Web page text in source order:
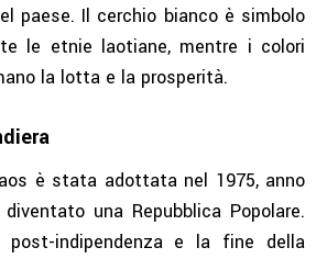
paese. Il cerchio bianco è simbolo
le etnie laotiane, mentre i colori
la lotta e la prosperità.
è stata adottata nel 1975, anno
una Repubblica Popolare.
post-indipendenza e la fine della